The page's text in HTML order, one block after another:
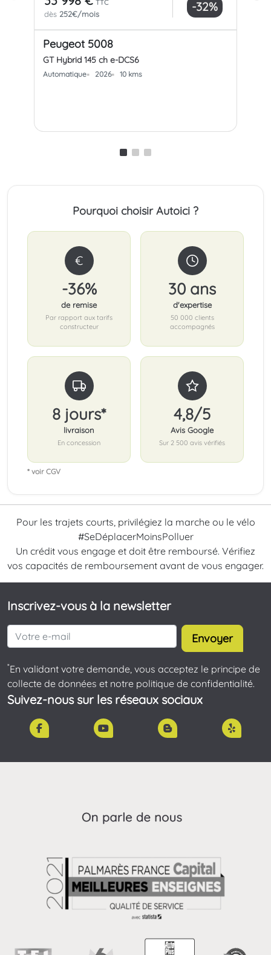
TTC
dès 252€/mois -32%
Peugeot 5008
GT Hybrid 145 ch e-DCS6
Automatique 2026 10 kms
Pourquoi choisir Autoici ?
€
-36%
de remise
Par rapport aux tarifs
constructeur
30 ans
d'expertise
50 000 clients
accompagnés
8 jours*
livraison
En concession
4,8/5
Avis Google
Sur 2 500 avis vérifiés
* voir CGV
Pour les trajets courts, privilégiez la marche ou le vélo
#SeDéplacerMoinsPolluer
Un crédit vous engage et doit être remboursé. Vérifiez
vos capacités de remboursement avant de vous engager.
Inscrivez-vous à la newsletter
Envoyer
*En validant votre demande, vous acceptez le principe de
collecte de données et notre politique de confidentialité.
Suivez-nous sur les réseaux sociaux